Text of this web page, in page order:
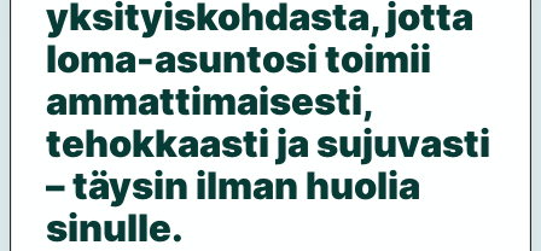
yksityiskohdasta, jotta
loma-asuntosi toimii
ammattimaisesti,
tehokkaasti ja sujuvasti
– täysin ilman huolia
sinulle.